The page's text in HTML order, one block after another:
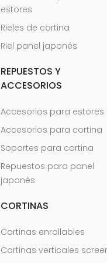
estores
Rieles de cortina
Riel panel japonés
REPUESTOS Y
ACCESORIOS
Accesorios para estores
Accesorios para cortina
Soportes para cortina
Repuestos para panel
japonés
CORTINAS
Cortinas enrollables
Cortinas verticales